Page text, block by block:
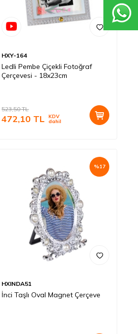
HXY-164
Ledli Pembe Çiçekli Fotoğraf
Çerçevesi - 18x23cm
523,50TL
472,10 TL KDV
dahil
%17
HXINDA51
İnci Taşlı Oval Magnet Çerçeve